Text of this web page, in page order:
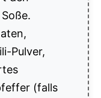
Pulver,
(falls